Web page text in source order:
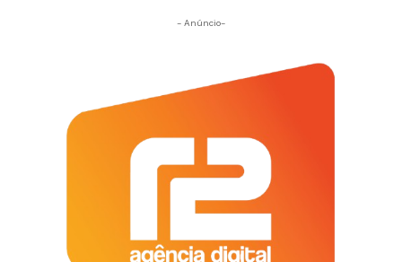
- Anúncio-